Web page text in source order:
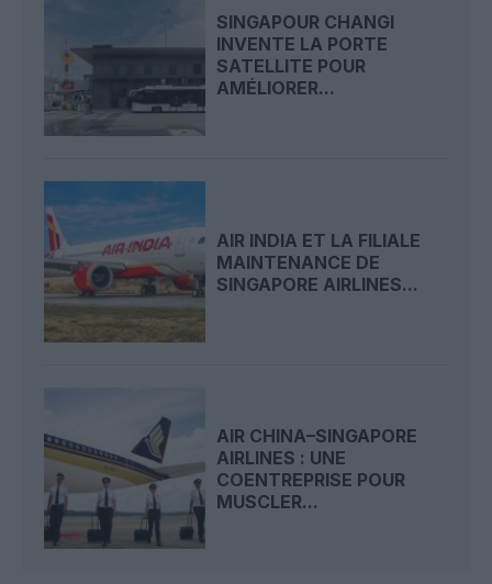
SINGAPOUR CHANGI
INVENTE LA PORTE
SATELLITE POUR
AMÉLIORER...
AIR INDIA ET LA FILIALE
MAINTENANCE DE
SINGAPORE AIRLINES...
AIR CHINA–SINGAPORE
AIRLINES : UNE
COENTREPRISE POUR
MUSCLER...